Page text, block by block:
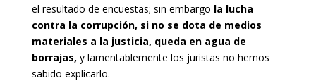
el resultado de encuestas; sin embargo la lucha
contra la corrupción, si no se dota de medios
materiales a la justicia, queda en agua de
borrajas, y lamentablemente los juristas no hemos
sabido explicarlo.